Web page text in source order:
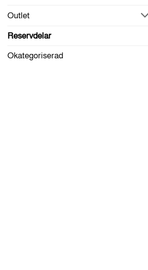
Outlet
Reservdelar
Okategoriserad